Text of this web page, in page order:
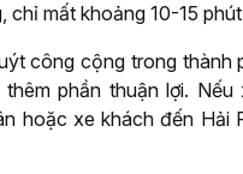
chỉ mất khoảng 10-15
công cộng trong
phần thuận lợi.
hoặc xe khách đến Hải